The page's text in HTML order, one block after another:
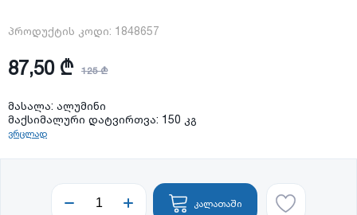
პროდუქტის კოდი: 1848657
87,50 ₾ 125 ₾
მასალა: ალუმინი
მაქსიმალური დატვირთვა: 150 კგ
ვრცლად
კალათაში